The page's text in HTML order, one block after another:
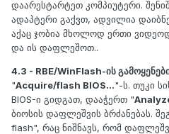
დაარესტარტეთ კომპიუტერი.
ადაპტერი გაქვთ, ადვილია
აქაც ჯობია მხოლოდ ერთი
და ის დაფლეშოთ..
4.3 - RBE/WinFlash-ის
"Acquire/flash BIOS..."-ს. თუკი
BIOS-ი გიდგათ, დააჭერთ "
ბიოსის დაფლეშვის ბრძანებას.
flash", რაც ნიშნავს, რომ